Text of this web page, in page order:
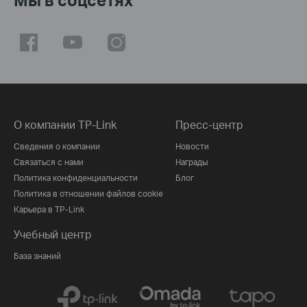
О компании TP-Link
Сведения о компании
Связаться с нами
Политика конфиденциальности
Политика в отношении файлов cookie
Карьера в TP-Link
Пресс-центр
Новости
Награды
Блог
Учебный центр
База знаний